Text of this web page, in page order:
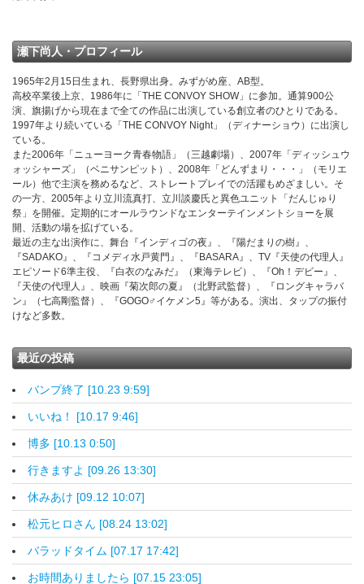
瀬下尚人・プロフィール
1965年2月15日生まれ、長野県出身。みずがめ座、AB型。
高校卒業後上京、1986年に「THE CONVOY SHOW」に参加。通算900公
演、旗揚げから現在まで全ての作品に出演している創立者のひとりである。
1997年より続いている「THE CONVOY Night」（ディナーショウ）に出演し
ている。
また2006年「ニューヨーク青春物語」（三越劇場）、2007年「ディッシュウ
ォッシャーズ」（ベニサンピット）、2008年「どんずまり・・・」（モリエ
ール）他で主演を務めるなど、ストレートプレイでの活躍もめざましい。そ
の一方、2005年より立川流真打、立川談慶氏と異色ユニット「だんじゅり
祭」を開催。定期的にオールラウンドなエンターテインメントショーを展
開、活動の場を拡げている。
最近の主な出演作に、舞台『インディゴの夜』、『陽だまりの樹』、
『SADAKO』、『コメディ水戸黄門』、『BASARA』、TV『天使の代理人』
エピソード6準主役、『白衣のなみだ』（東海テレビ）、『Oh！デビー』、
『天使の代理人』、映画『菊次郎の夏』（北野武監督）、『ロングキャラバ
ン』（七高剛監督）、『GOGO♂イケメン5』等がある。演出、タップの振付
けなど多数。
最近の投稿
バンプ終了 [10.23 9:59]
いいね！ [10.17 9:46]
博多 [10.13 0:50]
行きますよ [09.26 13:30]
休みあけ [09.12 10:07]
松元ヒロさん [08.24 13:02]
バラッドタイム [07.17 17:42]
お時間ありましたら [07.15 23:05]